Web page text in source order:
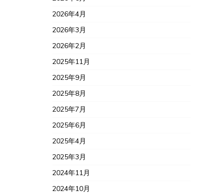
2026年4月
2026年3月
2026年2月
2025年11月
2025年9月
2025年8月
2025年7月
2025年6月
2025年4月
2025年3月
2024年11月
2024年10月